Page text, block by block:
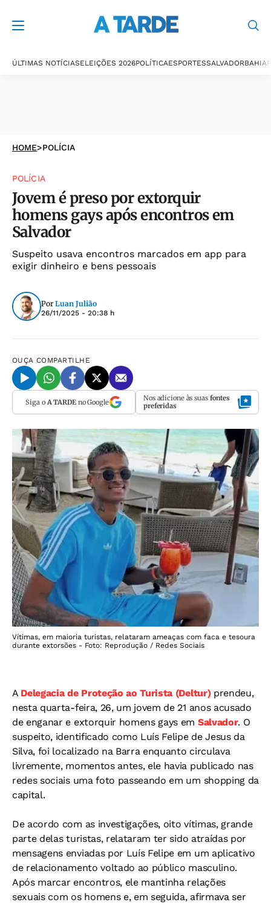
ÚLTIMAS NOTÍCIASELEIÇÕES 2026POLÍTICAESPORTESSALVADORBAHIA
HOME>POLÍCIA
POLÍCIA
Jovem é preso por extorquir
homens gays após encontros em
Salvador
Suspeito usava encontros marcados em app para
exigir dinheiro e bens pessoais
Por Luan Julião
26/11/2025 - 20:38 h
OUÇA COMPARTILHE
Siga o A TARDEno Google Nos adicione às suas fontes
preferidas
Vítimas, em maioria turistas, relataram ameaças com faca e tesoura
durante extorsões - Foto: Reprodução / Redes Sociais
A Delegacia de Proteção ao Turista (Deltur)prendeu,
nesta quarta-feira, 26, um jovem de 21 anos acusado
de enganar e extorquir homens gays em Salvador. O
suspeito, identificado como Luís Felipe de Jesus da
Silva, foi localizado na Barra enquanto circulava
livremente, momentos antes, ele havia publicado nas
redes sociais uma foto passeando em um shopping da
capital.
De acordo com as investigações, oito vítimas, grande
parte delas turistas, relataram ter sido atraídas por
mensagens enviadas por Luís Felipe em um aplicativo
de relacionamento voltado ao público masculino.
Após marcar encontros, ele mantinha relações
sexuais com os homens e, em seguida, afirmava ser